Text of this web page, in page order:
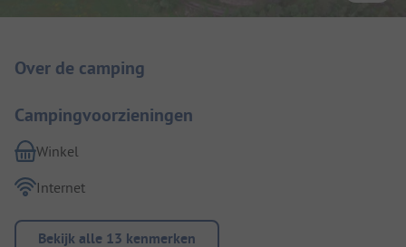
Over de camping
Campingvoorzieningen
Winkel
Internet
Bekijk alle 13 kenmerken